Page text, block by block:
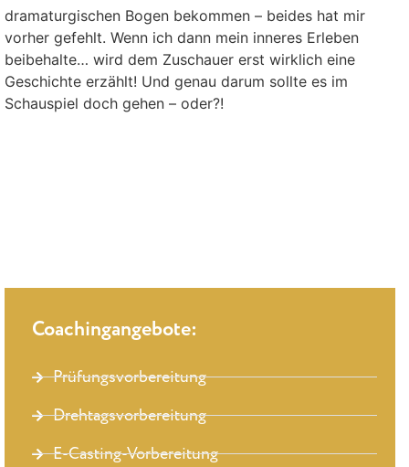
dramaturgischen Bogen bekommen – beides hat mir
vorher gefehlt. Wenn ich dann mein inneres Erleben
beibehalte… wird dem Zuschauer erst wirklich eine
Geschichte erzählt! Und genau darum sollte es im
Schauspiel doch gehen – oder?!
Coachingangebote:
Prüfungsvorbereitung
Drehtagsvorbereitung
E-Casting-Vorbereitung